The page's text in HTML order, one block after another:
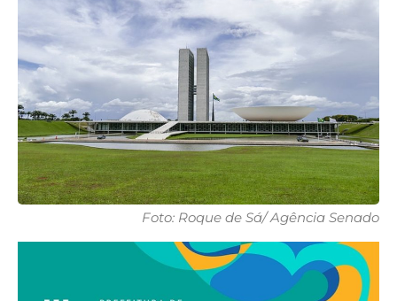
Foto: Roque de Sá/ Agência Senado